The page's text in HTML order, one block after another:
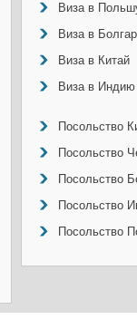
Виза в
Виза в
Виза в Китай
Виза в Индию
Посольство
Посольство
Посольство
Посольство
Посольство